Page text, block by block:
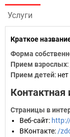
Услуги
Краткое
Форма
Прием взрослых
Прием детей: нет
Страницы в
Веб-сайт:
ВКонтакте: /